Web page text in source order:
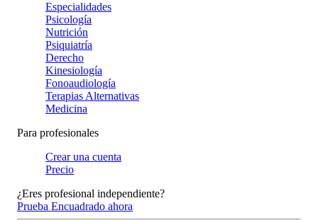
Especialidades
Psicología
Nutrición
Psiquiatría
Derecho
Kinesiología
Fonoaudiología
Terapias Alternativas
Medicina
Para profesionales
Crear una cuenta
Precio
¿Eres profesional independiente?
Prueba Encuadrado ahora